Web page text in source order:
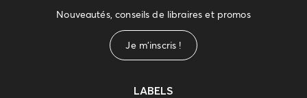
Nouveautés, conseils de libraires et promos
Je m'inscris !
LABELS